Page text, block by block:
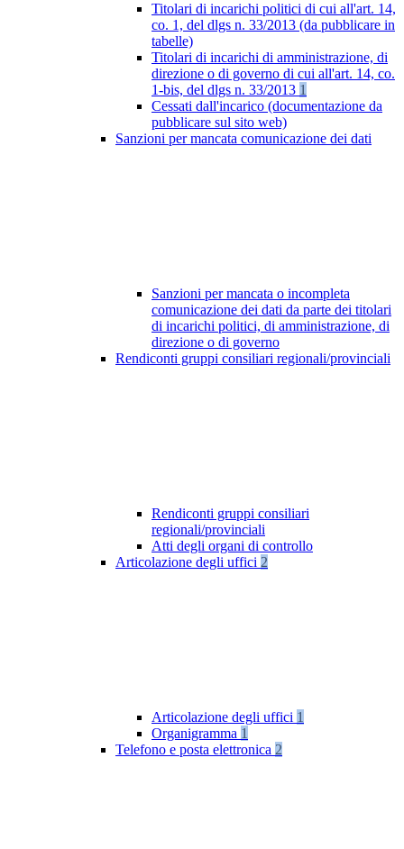
Titolari di incarichi politici di cui all'art. 14,
co. 1, del dlgs n. 33/2013 (da pubblicare in
tabelle)
Titolari di incarichi di amministrazione, di
direzione o di governo di cui all'art. 14, co.
1-bis, del dlgs n. 33/2013 1
Cessati dall'incarico (documentazione da
pubblicare sul sito web)
Sanzioni per mancata comunicazione dei dati
Sanzioni per mancata o incompleta
comunicazione dei dati da parte dei titolari
di incarichi politici, di amministrazione, di
direzione o di governo
Rendiconti gruppi consiliari regionali/provinciali
Rendiconti gruppi consiliari
regionali/provinciali
Atti degli organi di controllo
Articolazione degli uffici 2
Articolazione degli uffici 1
Organigramma 1
Telefono e posta elettronica 2